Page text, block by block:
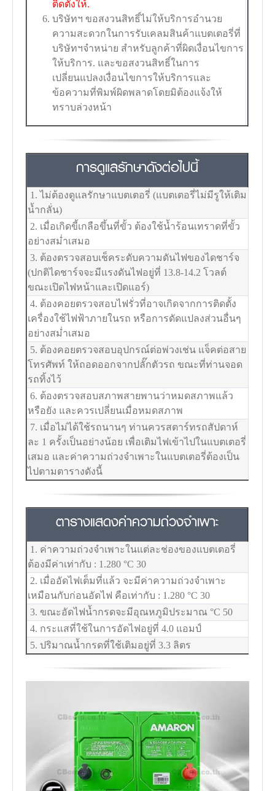
ติดตั้งให้.
บริษัทฯ ขอสงวนสิทธิ์ไม่ให้บริการอำนวย
ความสะดวกในการรับเคลมสินค้าแบตเตอรี่ที่
บริษัทฯจำหน่าย สำหรับลูกค้าที่ผิดเงื่อนไขการ
ให้บริการ. และขอสงวนสิทธิ์ในการ
เปลี่ยนแปลงเงื่อนไขการให้บริการและ
ข้อความที่พิมพ์ผิดพลาดโดยมิต้องแจ้งให้
ทราบล่วงหน้า
การดูแลรักษาดังต่อไปนี้
1. ไม่ต้องดูแลรักษาแบตเตอรี่ (แบตเตอรี่ไม่มีรูให้เติม
น้ำกลั่น)
2. เมื่อเกิดขี้เกลือขึ้นที่ขั้ว ต้องใช้น้ำร้อนเทราดที่ขั้ว
อย่างสม่ำเสมอ
3. ต้องตรวจสอบเช็คระดับความดันไฟของไดชาร์จ
(ปกติไดชาร์จจะมีแรงดันไฟอยู่ที่ 13.8-14.2 โวลต์
ขณะเปิดไฟหน้าและเปิดแอร์)
4. ต้องคอยตรวจสอบไฟรั่วที่อาจเกิดจากการติดตั้ง
เครื่องใช้ไฟฟ้าภายในรถ หรือการดัดแปลงส่วนอื่นๆ
อย่างสม่ำเสมอ
5. ต้องคอยตรวจสอบอุปกรณ์ต่อพ่วงเช่น แจ็คต่อสาย
โทรศัพท์ ให้ถอดออกจากปลั๊กตัวรถ ขณะที่ท่านจอด
รถทิ้งไว้
6. ต้องตรวจสอบสภาพสายพานว่าหมดสภาพแล้ว
หรือยัง และควรเปลี่ยนเมื่อหมดสภาพ
7. เมื่อไม่ได้ใช้รถนานๆ ท่านควรสตาร์ทรถสัปดาห์
ละ 1 ครั้งเป็นอย่างน้อย เพื่อเติมไฟเข้าไปในแบตเตอรี่
เสมอ และค่าความถ่วงจำเพาะในแบตเตอรี่ต้องเป็น
ไปตามตารางดังนี้
ตารางแสดงค่าความถ่วงจำเพาะ
1. ค่าความถ่วงจำเพาะในแต่ละช่องของแบตเตอรี่
ต้องมีค่าเท่ากับ : 1.280 °C 30
2. เมื่ออัดไฟเต็มที่แล้ว จะมีค่าความถ่วงจำเพาะ
เหมือนกับก่อนอัดไฟ คือเท่ากับ : 1.280 °C 30
3. ขณะอัดไฟน้ำกรดจะมีอุณหภูมิประมาณ °C 50
4. กระแสที่ใช้ในการอัดไฟอยู่ที่ 4.0 แอมป์
5. ปริมาณน้ำกรดที่ใช้เติมอยู่ที่ 3.3 ลิตร